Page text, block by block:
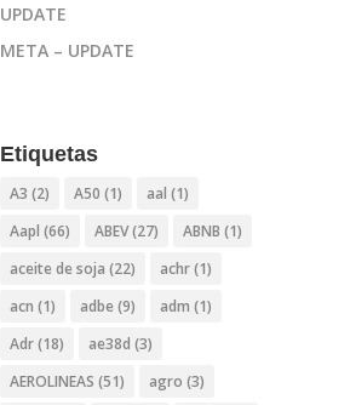
UPDATE
META – UPDATE
Etiquetas
A3 (2) A50 (1) aal (1)
Aapl (66) ABEV(27) ABNB (1)
aceite de soja (22) achr(1)
acn (1) adbe (9) adm (1)
Adr(18) ae38d (3)
AEROLINEAS (51) agro (3)